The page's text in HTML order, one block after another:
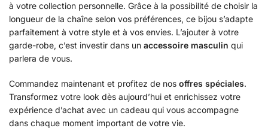
à votre collection personnelle. Grâce à la possibilité de choisir la
longueur de la chaîne selon vos préférences, ce bijou s’adapte
parfaitement à votre style et à vos envies. L’ajouter à votre
garde-robe, c’est investir dans un accessoire masculin qui
parlera de vous.
Commandez maintenant et profitez de nos offres spéciales.
Transformez votre look dès aujourd’hui et enrichissez votre
expérience d’achat avec un cadeau qui vous accompagne
dans chaque moment important de votre vie.